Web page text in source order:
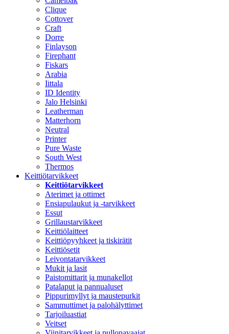
Clique
Cottover
Craft
Dorre
Finlayson
Firephant
Fiskars
Arabia
Iittala
ID Identity
Jalo Helsinki
Leatherman
Matterhorn
Neutral
Printer
Pure Waste
South West
Thermos
Keittiötarvikkeet
Keittiötarvikkeet
Aterimet ja ottimet
Ensiapulaukut ja -tarvikkeet
Essut
Grillaustarvikkeet
Keittiölaitteet
Keittiöpyyhkeet ja tiskirätit
Keittiösetit
Leivontatarvikkeet
Mukit ja lasit
Paistomittarit ja munakellot
Patalaput ja pannualuset
Pippurimyllyt ja maustepurkit
Sammuttimet ja palohälyttimet
Tarjoiluastiat
Veitset